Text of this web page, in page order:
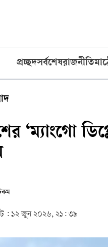
প্রচ্ছদসর্বশেষরাজনীতি
‘ম্যাংগো
: ১২ জুন ২০২৬, ২১: ৩৯